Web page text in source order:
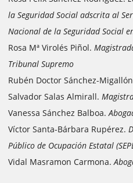
la Seguridad Social adscrita al
Nacional de la Seguridad Social
Rosa Mª Virolés Piñol.
Tribunal Supremo
Rubén Doctor Sánchez-
Salvador Salas Almirall.
Vanessa Sánchez Balboa.
Víctor Santa-Bárbara Rupérez.
Público de Ocupación Estatal
Vidal Masramon Carmona.